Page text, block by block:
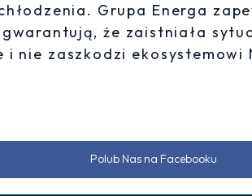
Grupa Energa
że zaistniała
nie zaszkodzi ekosystemowi
Polub Nas na Facebooku